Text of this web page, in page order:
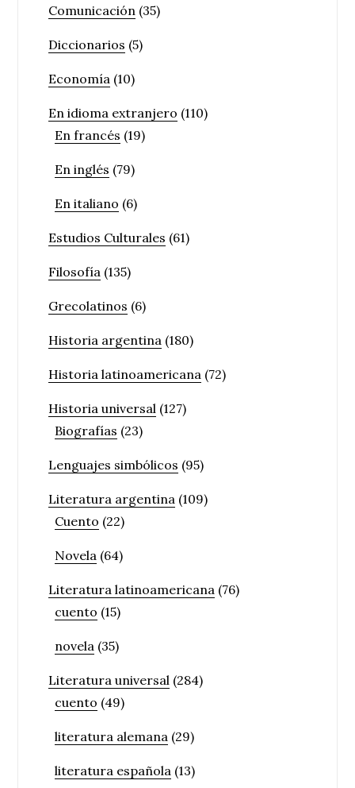
Comunicación (35)
Diccionarios (5)
Economía (10)
En idioma extranjero (110)
En francés (19)
En inglés (79)
En italiano (6)
Estudios Culturales (61)
Filosofía (135)
Grecolatinos (6)
Historia argentina (180)
Historia latinoamericana (72)
Historia universal (127)
Biografías (23)
Lenguajes simbólicos (95)
Literatura argentina (109)
Cuento (22)
Novela (64)
Literatura latinoamericana (76)
cuento (15)
novela (35)
Literatura universal (284)
cuento (49)
literatura alemana (29)
literatura española (13)